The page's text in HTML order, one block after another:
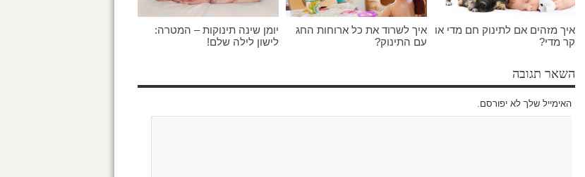
איך מזהים אם לתינוק חם מדי או
קר מדי?
איך לשרוד את כל ארוחות החג
עם התינוק?
יומן שינה תינוקות – המטרה:
לישון לילה שלם!
השאר תגובה
האימייל שלך לא יפורסם.